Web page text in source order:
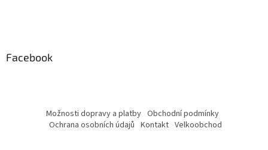
Facebook
Možnosti dopravy a platby Obchodní podmínky
Ochrana osobních údajů Kontakt Velkoobchod